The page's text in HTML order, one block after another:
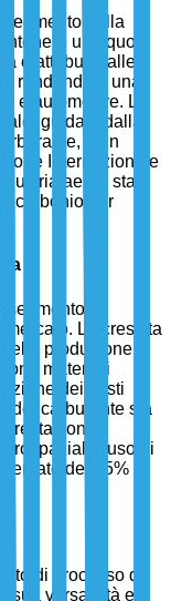
nella
una quota
è attribuita alle
rendendola una
e automotive. La
guidata dalla
è un
Internazionale
aerea sta
carbonio per
segmento
La crescita
produzione di
materiali
dei costi
del carburante sta
l'uso di
del 35%
di processo di
sua versatilità e